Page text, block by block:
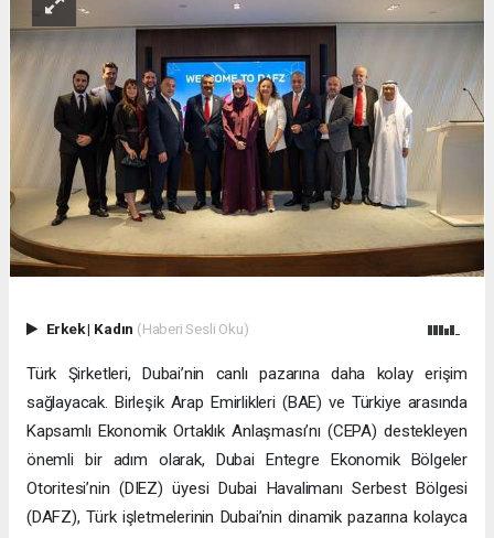
Erkek| Kadın (Haberi Sesli Oku)
Türk Şirketleri, Dubai’nin canlı pazarına daha kolay erişim
sağlayacak. Birleşik Arap Emirlikleri (BAE) ve Türkiye arasında
Kapsamlı Ekonomik Ortaklık Anlaşması’nı (CEPA) destekleyen
önemli bir adım olarak, Dubai Entegre Ekonomik Bölgeler
Otoritesi’nin (DIEZ) üyesi Dubai Havalimanı Serbest Bölgesi
(DAFZ), Türk işletmelerinin Dubai’nin dinamik pazarına kolayca